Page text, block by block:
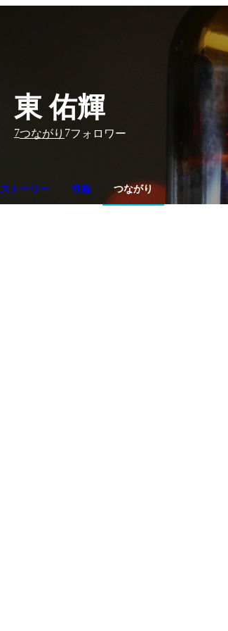
東 佑輝
7つながり 7フォロワー
ストーリー 性格 つながり